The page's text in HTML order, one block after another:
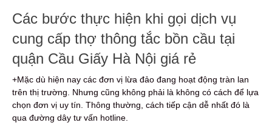
Các bước thực hiện khi gọi dịch vụ
cung cấp thợ thông tắc bồn cầu tại
quận Cầu Giấy Hà Nội giá rẻ
+Mặc dù hiện nay các đơn vị lừa đảo đang hoạt động tràn lan
trên thị trường. Nhưng cũng không phải là không có cách để lựa
chọn đơn vị uy tín. Thông thường, cách tiếp cận dễ nhất đó là
qua đường dây tư vấn hotline.